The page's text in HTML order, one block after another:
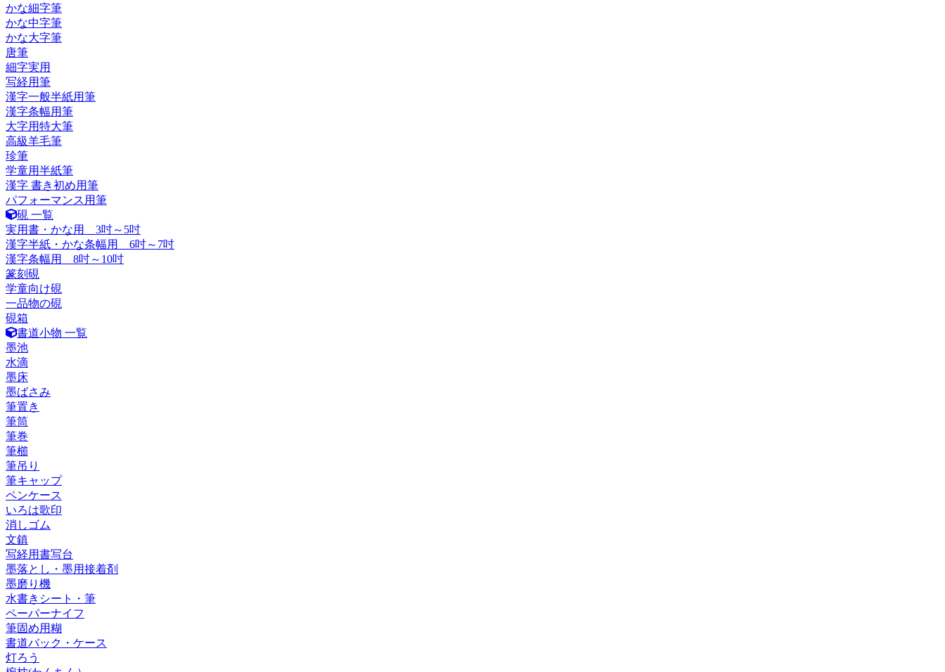
かな細字筆
かな中字筆
かな大字筆
唐筆
細字実用
写経用筆
漢字一般半紙用筆
漢字条幅用筆
大字用特大筆
高級羊毛筆
珍筆
学童用半紙筆
漢字 書き初め用筆
パフォーマンス用筆
硯 一覧
実用書・かな用 3吋～5吋
漢字半紙・かな条幅用 6吋～7吋
漢字条幅用 8吋～10吋
篆刻硯
学童向け硯
一品物の硯
硯箱
書道小物 一覧
墨池
水滴
墨床
墨ばさみ
筆置き
筆筒
筆巻
筆櫛
筆吊り
筆キャップ
ペンケース
いろは歌印
消しゴム
文鎮
写経用書写台
墨落とし・墨用接着剤
墨磨り機
水書きシート・筆
ペーパーナイフ
筆固め用糊
書道バック・ケース
灯ろう